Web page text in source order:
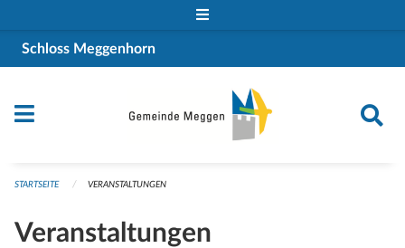
Schloss Meggenhorn
STARTSEITE VERANSTALTUNGEN
Veranstaltungen